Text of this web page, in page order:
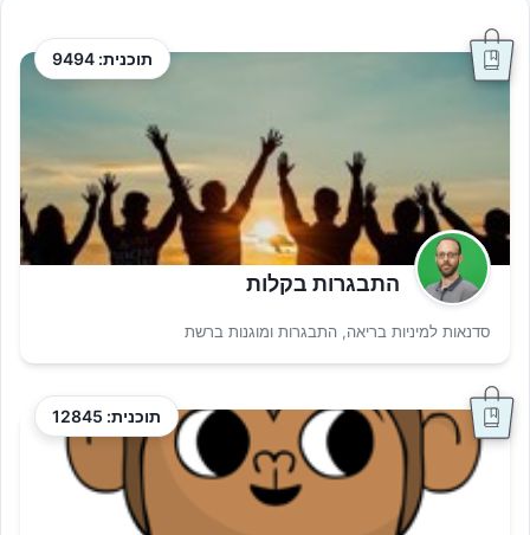
תוכנית: 9494
התבגרות בקלות
סדנאות למיניות בריאה, התבגרות ומוגנות ברשת
תוכנית: 12845